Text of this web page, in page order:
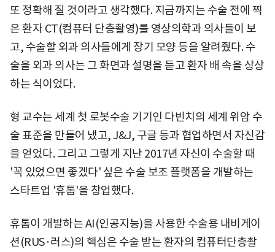
또 정확해 질 것이라고 생각했다. 지금까지는 수술 전에 찍
은 환자 CT(컴퓨터 단층촬영)를 영상의학과 의사들이 보
고, 수술할 외과 의사들에게 장기 모양 등을 알려줬다. 수
술을 외과 의사는 그 화면과 설명을 듣고 환자 배 속을 상상
하는 식이었다.
형 교수는 세계 첫 로봇수술 기기인 다빈치의 세계 위암 수
술 표준을 만들어 냈고, J&J, 구글 등과 협업하면서 자신감
을 얻었다. 그리고 그렇게 지난 2017년 자신이 수술할 때
'꼭 있었으면 좋겠다' 싶은 수술 보조 플랫폼을 개발하는
스타트업 '휴톰'을 창업했다.
휴톰이 개발하는 AI(인공지능)을 사용한 수술용 내비게이
션(RUS·러스)의 핵심은 수술 받는 환자의 컴퓨터단층촬